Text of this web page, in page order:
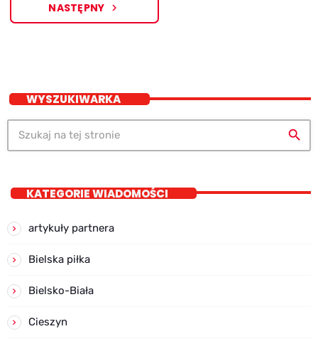
NASTĘPNY navigate_next
WYSZUKIWARKA
search
KATEGORIE WIADOMOŚCI
artykuły partnera
Bielska piłka
Bielsko-Biała
Cieszyn